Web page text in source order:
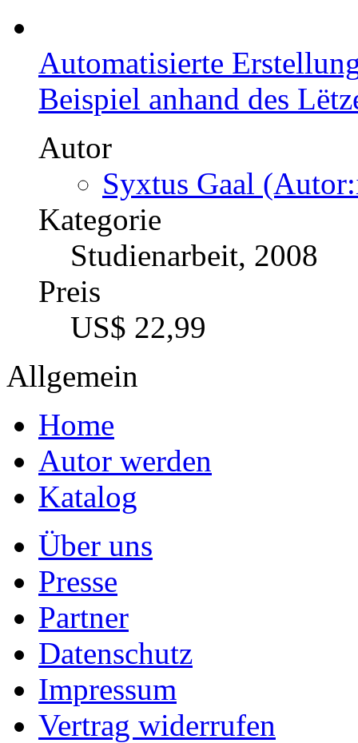
Automatisierte
Beispiel anhand des
Autor
Syxtus Gaal
Kategorie
Studienarbeit, 2008
Preis
US$ 22,99
Allgemein
Home
Autor werden
Katalog
Über uns
Presse
Partner
Datenschutz
Impressum
Vertrag widerrufen